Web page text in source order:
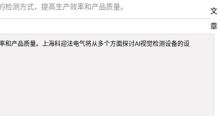
测方式，提高生产效率和产品质量。
产品质量。上海科迎法电气将从多个方面探讨AI视觉检测设备的设
文
章